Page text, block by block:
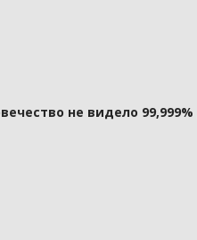
не видело